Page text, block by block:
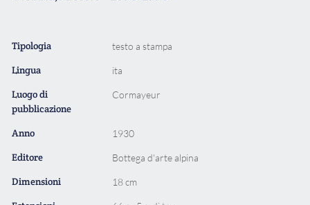
Tipologia testo a stampa
Lingua ita
Luogo di
pubblicazione
Cormayeur
Anno 1930
Editore Bottega d'arte alpina
Dimensioni 18 cm